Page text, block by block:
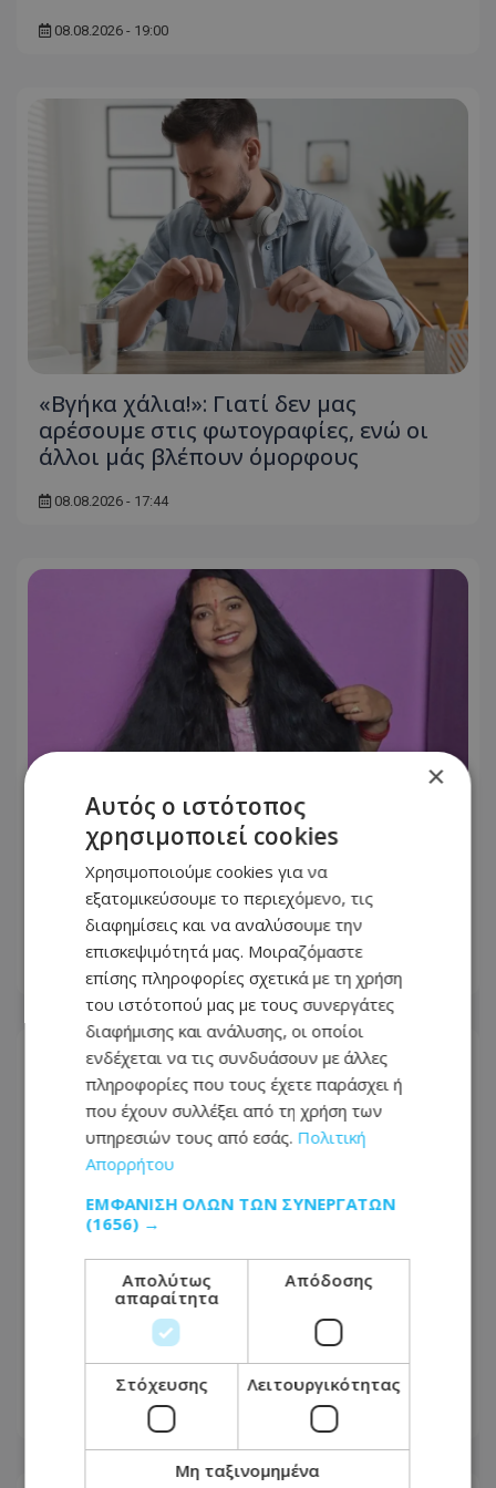
08.08.2026 - 19:00
«Βγήκα χάλια!»: Γιατί δεν μας
αρέσουμε στις φωτογραφίες, ενώ οι
άλλοι μάς βλέπουν όμορφους
08.08.2026 - 17:44
Στο Γκίνες μία Ινδή που έχει τα
μακρύτερα μαλλιά στον πλανήτη –
Αγγίζουν τα 3 μέτρα
08.08.2026 - 08:01
Τα 3 ζώδια θα ευνοηθούν
περισσότερο
07.08.2026 - 10:26
×
Αυτός ο ιστότοπος
χρησιμοποιεί cookies
Χρησιμοποιούμε cookies για να
εξατομικεύσουμε το περιεχόμενο, τις
διαφημίσεις και να αναλύσουμε την
επισκεψιμότητά μας. Μοιραζόμαστε
επίσης πληροφορίες σχετικά με τη χρήση
του ιστότοπού μας με τους συνεργάτες
διαφήμισης και ανάλυσης, οι οποίοι
ενδέχεται να τις συνδυάσουν με άλλες
πληροφορίες που τους έχετε παράσχει ή
που έχουν συλλέξει από τη χρήση των
υπηρεσιών τους από εσάς. Πολιτική
Απορρήτου
ΕΜΦΆΝΙΣΗ ΌΛΩΝ ΤΩΝ ΣΥΝΕΡΓΑΤΏΝ
(1656) →
Απολύτως
απαραίτητα
Απόδοσης
Στόχευσης Λειτουργικότητας
Μη ταξινομημένα